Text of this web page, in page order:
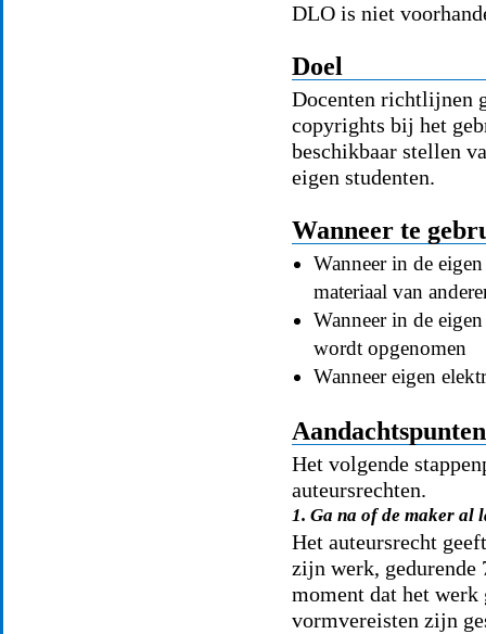
DLO is niet
Doel
Docenten richtlijnen
copyrights bij het
beschikbaar stellen
eigen studenten.
Wanneer te
Wanneer in de
materiaal van
Wanneer in de
wordt opgenomen
Wanneer eigen
Het volgende
auteursrechten.
1. Ga na of de maker al
Het auteursrecht
zijn werk, gedurende
moment dat het werk
vormvereisten zijn